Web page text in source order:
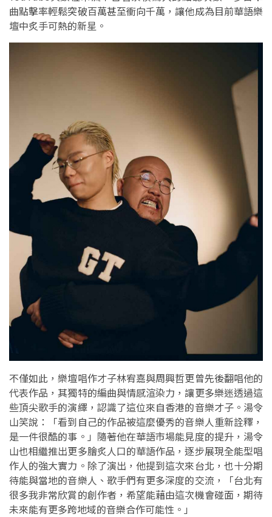
曲點擊率輕鬆突破百萬甚至衝向千萬，讓他成為目前華語樂
壇中炙手可熱的新星。
不僅如此，樂壇唱作才子林宥嘉與周興哲更曾先後翻唱他的
代表作品，其獨特的編曲與情感渲染力，讓更多樂迷透過這
些頂尖歌手的演繹，認識了這位來自香港的音樂才子。湯令
山笑說：「看到自己的作品被這麼優秀的音樂人重新詮釋，
是一件很酷的事。」隨著他在華語市場能見度的提升，湯令
山也相繼推出更多膾炙人口的華語作品，逐步展現全能型唱
作人的強大實力。除了演出，他提到這次來台北，也十分期
待能與當地的音樂人、歌手們有更多深度的交流，「台北有
很多我非常欣賞的創作者，希望能藉由這次機會碰面，期待
未來能有更多跨地域的音樂合作可能性。」